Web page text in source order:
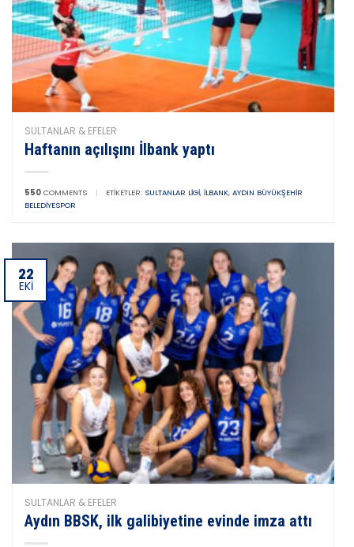
SULTANLAR & EFELER
Haftanın açılışını İlbank yaptı
550 COMMENTS | ETIKETLER: SULTANLAR LIGI, İLBANK, AYDIN BÜYÜKŞEHIR
BELEDIYESPOR
22
EKI
SULTANLAR & EFELER
Aydın BBSK, ilk galibiyetine evinde imza attı